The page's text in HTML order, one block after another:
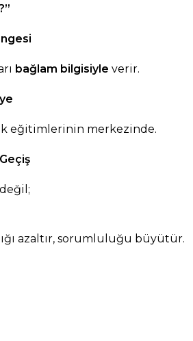
bağlam bilgisiyle verir.
eğitimlerinin merkezinde.
azaltır, sorumluluğu büyütür.